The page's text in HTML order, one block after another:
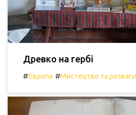
Древко на гербі
#Європа #Мистецтво та розваги